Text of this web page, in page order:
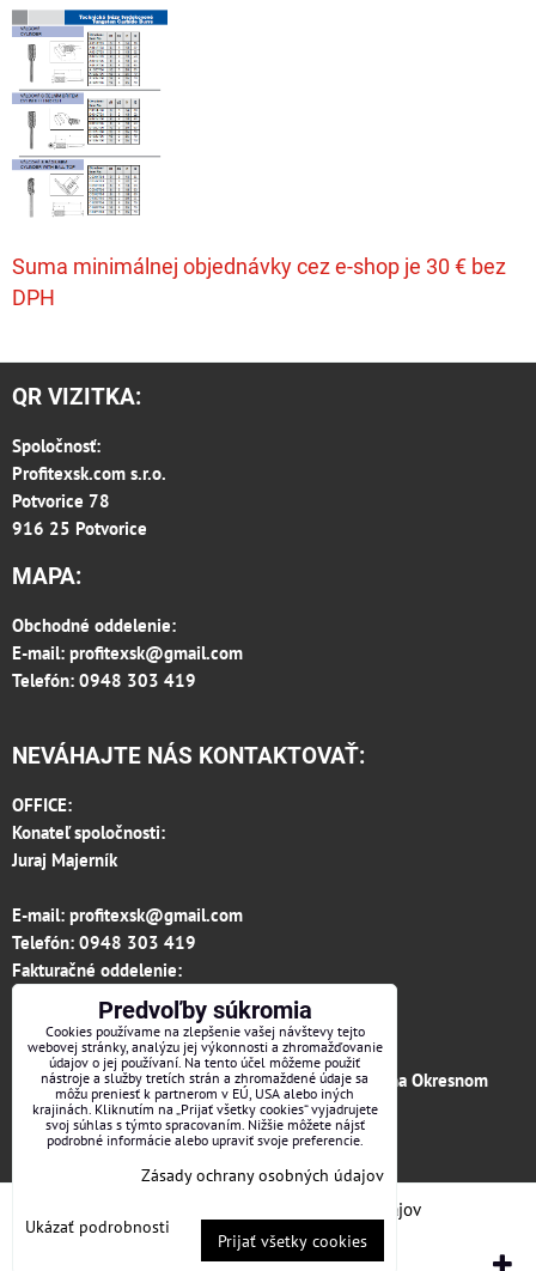
Suma minimálnej objednávky cez e-shop je 30 € bez
DPH
QR VIZITKA:
Spoločnosť:
Profitexsk.com s.r.o.
Potvorice 78
916 25 Potvorice
MAPA:
Obchodné oddelenie:
E-mail: profitexsk@gmail.com
Telefón: 0948 303 419
NEVÁHAJTE NÁS KONTAKTOVAŤ:
OFFICE:
Konateľ spoločnosti:
Juraj Majerník
E-mail: profitexsk@gmail.com
Telefón: 0948 303 419
Fakturačné oddelenie:
invoice.profitexsk@gmail.com
IČO: 36313157
IČ DPH: SK 2020182615
Firma je zapísaná v obchodnom registri vedenom na Okresnom
súde v Trenčíne, vložka č.12066/R odd. s.r.o.
Zásady ochrany osobných údajov
Predvoľby súkromia
Cookies používame na zlepšenie vašej návštevy tejto
webovej stránky, analýzu jej výkonnosti a zhromažďovanie
údajov o jej používaní. Na tento účel môžeme použiť
nástroje a služby tretích strán a zhromaždené údaje sa
môžu preniesť k partnerom v EÚ, USA alebo iných
krajinách. Kliknutím na „Prijať všetky cookies“ vyjadrujete
svoj súhlas s týmto spracovaním. Nižšie môžete nájsť
podrobné informácie alebo upraviť svoje preferencie.
Zásady ochrany osobných údajov
Ukázať podrobnosti
Prijať všetky cookies